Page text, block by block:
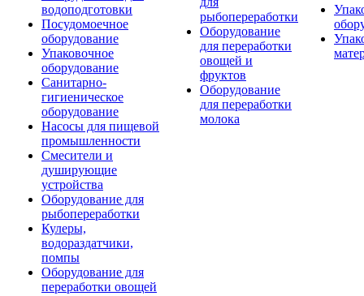
водоподготовки
Посудомоечное
оборудование
Упаковочное
оборудование
Санитарно-
гигиеническое
оборудование
Насосы для пищевой
промышленности
Смесители и
душирующие
устройства
Оборудование для
рыбопереработки
Кулеры,
водораздатчики,
помпы
Оборудование для
переработки овощей
рыбопереработки
Оборудование
для переработки
овощей и
фруктов
Оборудование
для переработки
молока